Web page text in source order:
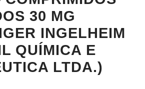
30 MG
INGELHEIM
QUÍMICA E
LTDA.)